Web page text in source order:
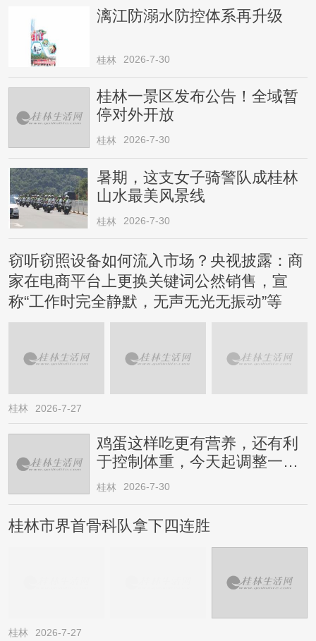
漓江防溺水防控体系再升级
桂林 2026-7-30
桂林一景区发布公告！全域暂
停对外开放
桂林 2026-7-30
暑期，这支女子骑警队成桂林
山水最美风景线
桂林 2026-7-30
窃听窃照设备如何流入市场？央视披露：商
家在电商平台上更换关键词公然销售，宣
称“工作时完全静默，无声无光无振动”等
桂林 2026-7-27
鸡蛋这样吃更有营养，还有利
于控制体重，今天起调整一下
→
桂林 2026-7-30
桂林市界首骨科队拿下四连胜
桂林 2026-7-27